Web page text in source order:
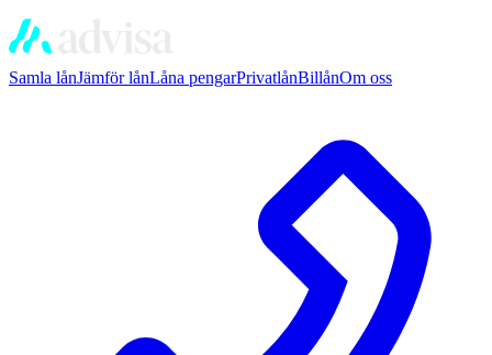
Samla lånJämför lånLåna pengarPrivatlånBillånOm oss